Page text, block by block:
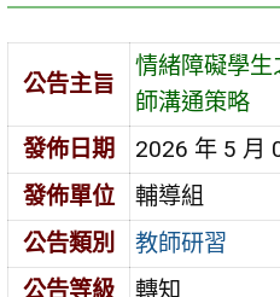
公告主旨
情緒障礙學
師溝通策略
發佈日期
2026 年 5 月
發佈單位
輔導組
公告類別
教師研習
公告等級
轉知